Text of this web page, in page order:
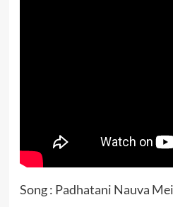
Song : Padhatani Nauva Mein